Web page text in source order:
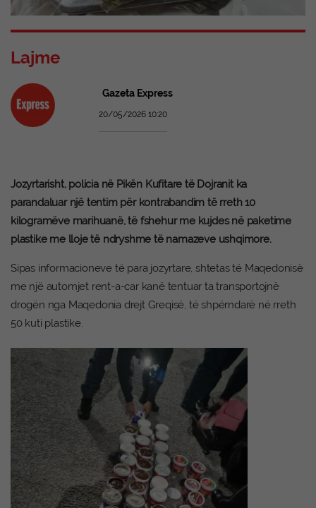
Lajme
Gazeta Express
20/05/2026 10:20
Jozyrtarisht, policia në Pikën Kufitare të Dojranit ka
parandaluar një tentim për kontrabandim të rreth 10
kilogramëve marihuanë, të fshehur me kujdes në paketime
plastike me lloje të ndryshme të namazeve ushqimore.
Sipas informacioneve të para jozyrtare, shtetas të Maqedonisë
me një automjet rent-a-car kanë tentuar ta transportojnë
drogën nga Maqedonia drejt Greqisë, të shpërndarë në rreth
50 kuti plastike.